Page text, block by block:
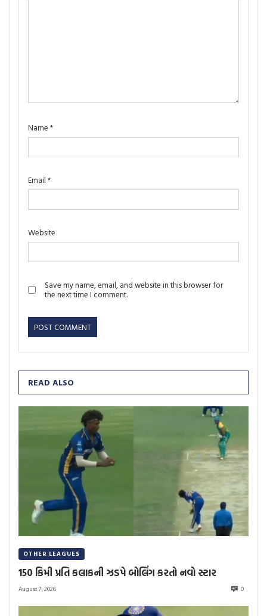
Name *
Email *
Website
Save my name, email, and website in this browser for
the next time I comment.
READ ALSO
OTHER LEAGUES
150 કિમી પ્રતિ કલાકની ઝડપે બોલિંગ કરતો નવો સ્ટાર
August 7, 2026 0